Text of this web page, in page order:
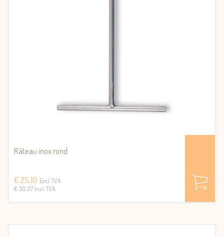
Râteau inox rond
€ 25,10 Excl. TVA
€ 30.37 Incl. TVA